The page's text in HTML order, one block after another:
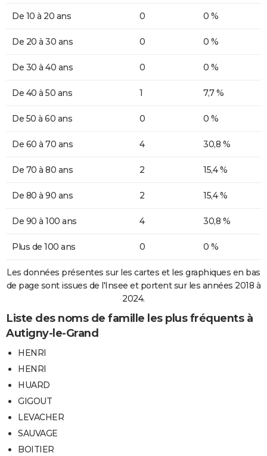
De 10 à 20 ans 0 0 %
De 20 à 30 ans 0 0 %
De 30 à 40 ans 0 0 %
De 40 à 50 ans 1 7,7 %
De 50 à 60 ans 0 0 %
De 60 à 70 ans 4 30,8 %
De 70 à 80 ans 2 15,4 %
De 80 à 90 ans 2 15,4 %
De 90 à 100 ans 4 30,8 %
Plus de 100 ans 0 0 %
Les données présentes sur les cartes et les graphiques en bas
de page sont issues de l'Insee et portent sur les années 2018 à
2024.
Liste des noms de famille les plus fréquents à
Autigny-le-Grand
HENRI
HENRI
HUARD
GIGOUT
LEVACHER
SAUVAGE
BOITIER